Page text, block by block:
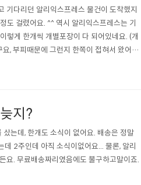
기다리던 알리익스프레스 물건이 도착했지
도 걸렸어요. ^^ 역시 알리익스프레스는 기
렇게 한개씩 개별포장이 다 되어있네요. (개
, 부피때문에 그런지 한쪽이 접혀서 왔어요.
쓰면 되서 좋네요^^ 처음써봤는데 생각보
지?
는데, 한개도 소식이 없어요. 배송은 정말
2주인데 아직 소식이없어요... 물론, 알리
요. 무료배송짜리였음에도 불구하고말이죠.